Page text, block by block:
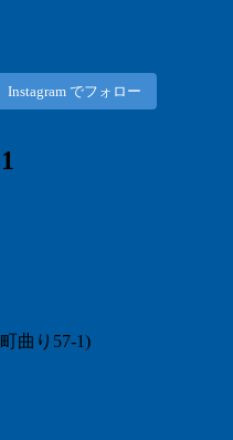
Instagram でフォロー
曲り57-1)